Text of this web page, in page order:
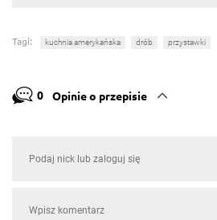
Tagi: kuchnia amerykańska drób przystawki
0 Opinie o przepisie